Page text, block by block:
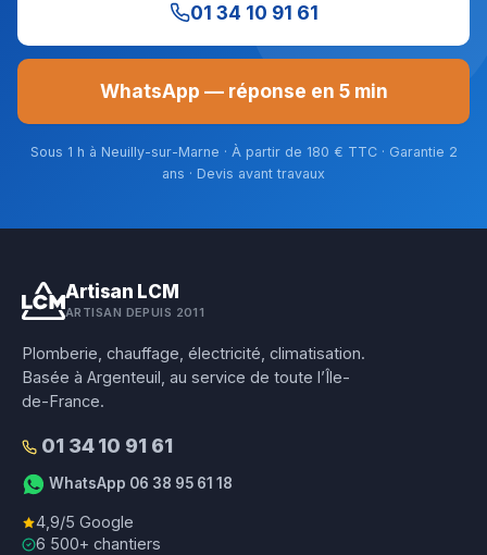
01 34 10 91 61
WhatsApp — réponse en 5 min
Sous 1 h à Neuilly-sur-Marne · À partir de 180 € TTC · Garantie 2
ans · Devis avant travaux
Artisan LCM
ARTISAN DEPUIS 2011
Plomberie, chauffage, électricité, climatisation.
Basée à Argenteuil, au service de toute l’Île-
de-France.
01 34 10 91 61
WhatsApp 06 38 95 61 18
4,9/5 Google
6 500+ chantiers